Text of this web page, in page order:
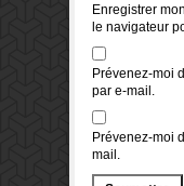
Enregistrer
le navigateur
Prévenez-moi
par e-mail.
Prévenez-moi
mail.